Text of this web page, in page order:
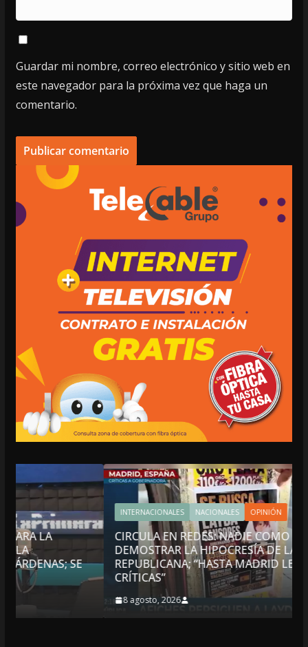
Guardar mi nombre, correo electrónico y sitio web en
este navegador para la próxima vez que haga un
comentario.
INTERNACIONALES NACIONALES OPINIÓN
CIRCULA EN REDES: NADIE COMO LAYDA PARA
DEMOSTRAR LA HIPOCRESÍA DE LA AUSTERIDAD
REPUBLICANA; “HASTA MADRID LE LLEGAN LAS
CRÍTICAS”
8 agosto, 2026